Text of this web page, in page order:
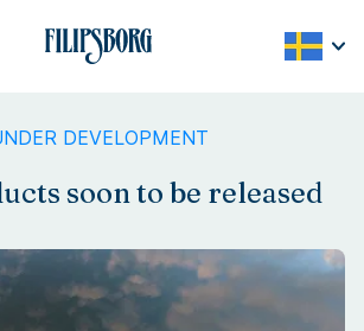
DEVELOPMENT
soon to be released